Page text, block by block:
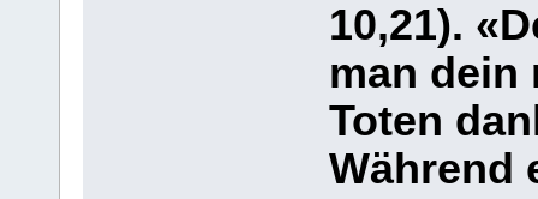
10,21).
man dein
Toten
Während